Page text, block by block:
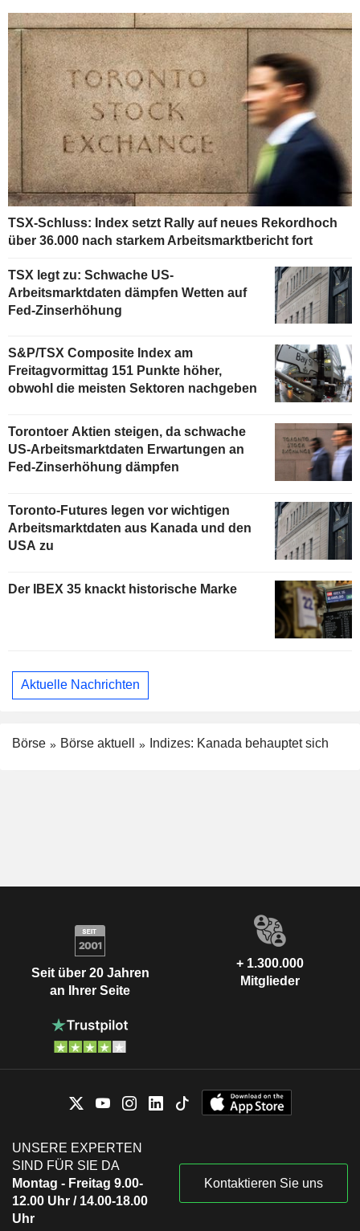
TSX-Schluss: Index setzt Rally auf neues Rekordhoch
über 36.000 nach starkem Arbeitsmarktbericht fort
TSX legt zu: Schwache US-
Arbeitsmarktdaten dämpfen Wetten auf
Fed-Zinserhöhung
S&P/TSX Composite Index am
Freitagvormittag 151 Punkte höher,
obwohl die meisten Sektoren nachgeben
Torontoer Aktien steigen, da schwache
US-Arbeitsmarktdaten Erwartungen an
Fed-Zinserhöhung dämpfen
Toronto-Futures legen vor wichtigen
Arbeitsmarktdaten aus Kanada und den
USA zu
Der IBEX 35 knackt historische Marke
Aktuelle Nachrichten
Börse Börse aktuell Indizes: Kanada behauptet sich
Seit über 20 Jahren
an Ihrer Seite
+ 1.300.000
Mitglieder
UNSERE EXPERTEN
SIND FÜR SIE DA
Montag - Freitag 9.00-
12.00 Uhr / 14.00-18.00
Uhr
Kontaktieren Sie uns